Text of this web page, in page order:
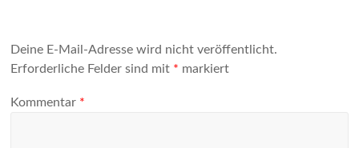
Deine E-Mail-Adresse wird nicht veröffentlicht.
Erforderliche Felder sind mit * markiert
Kommentar *